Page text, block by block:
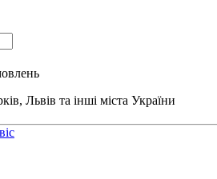
Львів та інші міста України